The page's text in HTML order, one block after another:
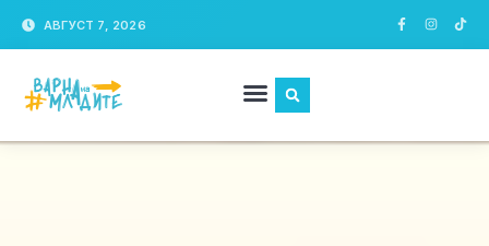
АВГУСТ 7, 2026